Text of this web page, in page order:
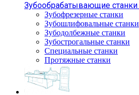
Зубообрабатывающие станки
Зубофрезерные станки
Зубошлифовальные станки
Зубодолбежные станки
Зубострогальные станки
Специальные станки
Протяжные станки